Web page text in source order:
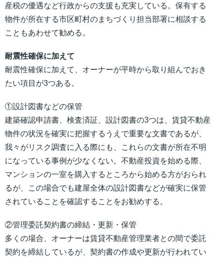
産税の優遇など行政からの支援も充実している。保有する
物件が所在する市区町村のまちづくり担当部署に相談する
こともあわせて勧める。
耐震性確保に加えて
耐震性確保に加えて、オーナーが平時から取り組んでおき
たい項目が3つある。
①設計図書などの保管
建築確認申請書、検査済証、設計図書の3つは、賃貸不動産
物件の状況を確実に把握するうえで重要な文書であるが、
我々がリスク調査に入る際にも、これらの文書が所在不明
になっている事例が少なくない。不動産投資を始める際、
マンションの一室を購入するところから始める方がおられ
るが、この場合でも建屋全体の設計図書などが確実に保管
されていることを確認することをお勧めする。
②管理委託契約書の締結・更新・保管
多くの場合、オーナーは賃貸不動産管理業者との間で委託
契約を締結しているが、契約書の作成や更新が行われてい